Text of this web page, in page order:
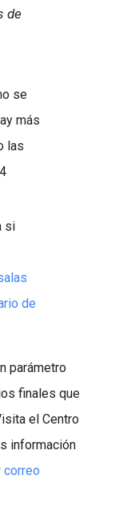
de
se
más
las
si
de
parámetro
finales que
el Centro
información
correo